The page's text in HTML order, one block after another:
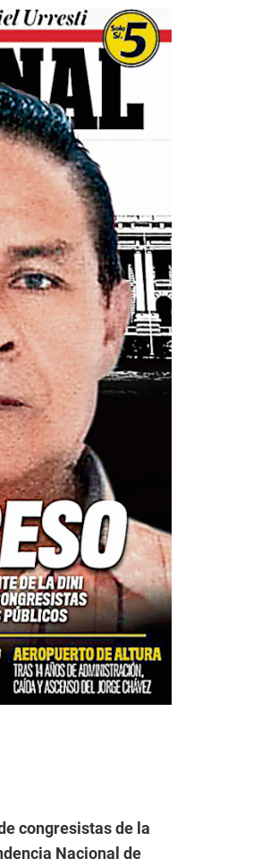
congresistas de la
Nacional de